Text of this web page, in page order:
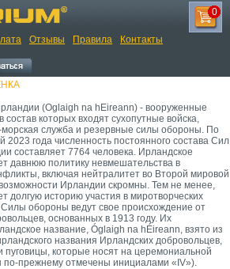
Отзывы Правила
Контакты
0
(Oglaigh na hEireann) - вооруженные
которых входят сухопутные войска,
служба и резервные силы обороны. По
2023 года численность постоянного состава Сил
составляет 7764 человека. Ирландское
давнюю политику невмешательства в
включая нейтралитет во Второй мировой
Ирландии скромны. Тем не менее,
долгую историю участия в миротворческих
обороны ведут свое происхождение от
основанных в 1913 году. Их
название, Óglaigh na hÉireann, взято из
названия Ирландских добровольцев,
пуговицы, которые носят на церемониальной
по-прежнему отмечены инициалами «IV»).